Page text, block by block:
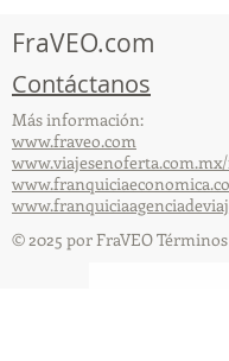
FraVEO.com
Contáctanos
Más información:
www.fraveo.com
© 2025 por FraVEO